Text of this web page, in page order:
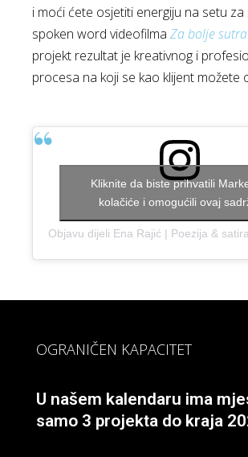
i moći ćete osjetiti energiju na setu za
spoken word videofilma Za bolje sutra
projekt rezultat je kreativnog i
procesa na koji se kao klijent možete
Objavu dijeli Ena Rajić | Poezija &
Kliknite da biste prihvatili
kolačiće i omogućili ovaj
OGRANIČEN KAPACITET
U našem kalendaru ima
samo 3 projekta do kraja